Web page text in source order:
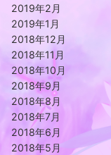
2019年2月
2019年1月
2018年12月
2018年11月
2018年10月
2018年9月
2018年8月
2018年7月
2018年6月
2018年5月